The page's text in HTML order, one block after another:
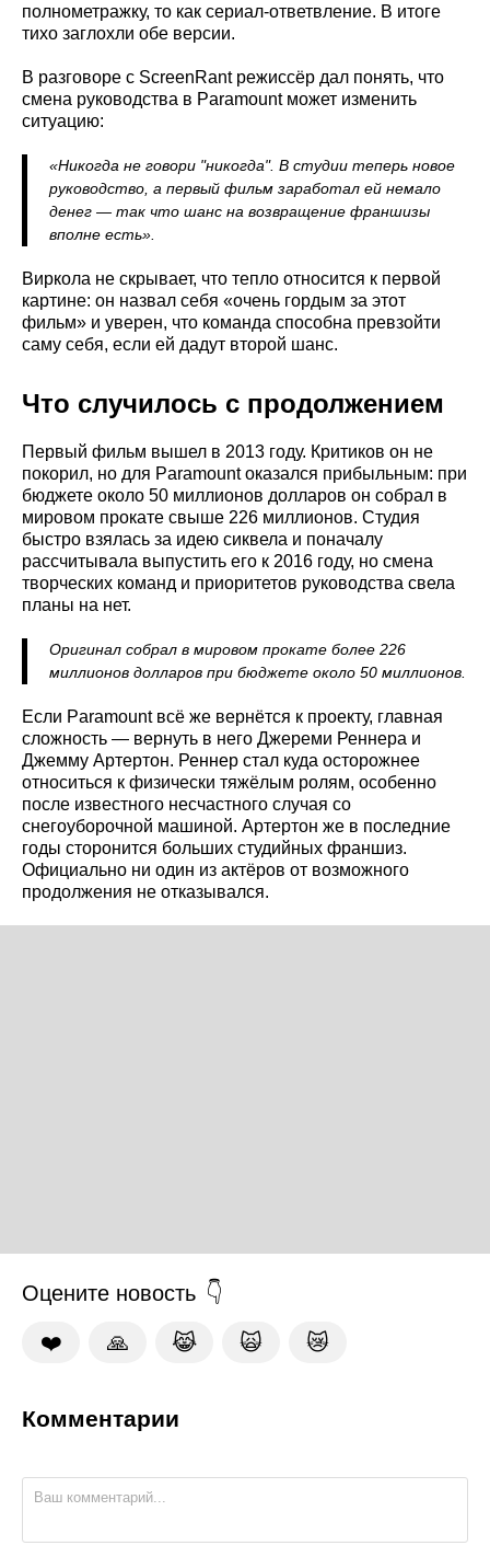
полнометражку, то как сериал-ответвление. В итоге
тихо заглохли обе версии.
В разговоре с ScreenRant режиссёр дал понять, что
смена руководства в Paramount может изменить
ситуацию:
«Никогда не говори "никогда". В студии теперь новое
руководство, а первый фильм заработал ей немало
денег — так что шанс на возвращение франшизы
вполне есть».
Виркола не скрывает, что тепло относится к первой
картине: он назвал себя «очень гордым за этот
фильм» и уверен, что команда способна превзойти
саму себя, если ей дадут второй шанс.
Что случилось с продолжением
Первый фильм вышел в 2013 году. Критиков он не
покорил, но для Paramount оказался прибыльным: при
бюджете около 50 миллионов долларов он собрал в
мировом прокате свыше 226 миллионов. Студия
быстро взялась за идею сиквела и поначалу
рассчитывала выпустить его к 2016 году, но смена
творческих команд и приоритетов руководства свела
планы на нет.
Оригинал собрал в мировом прокате более 226
миллионов долларов при бюджете около 50 миллионов.
Если Paramount всё же вернётся к проекту, главная
сложность — вернуть в него Джереми Реннера и
Джемму Артертон. Реннер стал куда осторожнее
относиться к физически тяжёлым ролям, особенно
после известного несчастного случая со
снегоуборочной машиной. Артертон же в последние
годы сторонится больших студийных франшиз.
Официально ни один из актёров от возможного
продолжения не отказывался.
Оцените новость
❤️ 🙏 😹 🙀 😿
Комментарии